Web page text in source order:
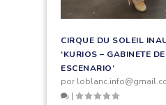
CIRQUE DU SOLEIL
‘KURIOS – GABINETE
ESCENARIO’
por
|